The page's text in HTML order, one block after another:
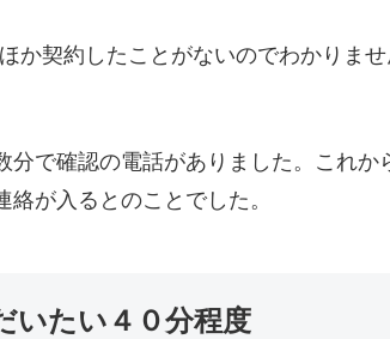
か契約したことがないのでわかりま
分で確認の電話がありました。これ
絡が入るとのことでした。
いたい４０分程度